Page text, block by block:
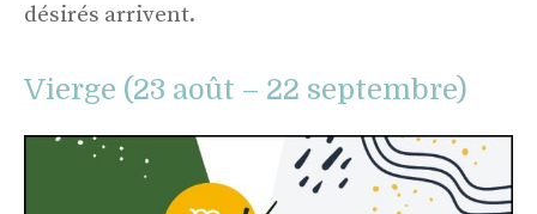
désirés arrivent.
Vierge (23 août – 22 septembre)